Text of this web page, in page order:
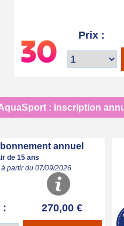
Prix :
: inscription
annuel
de 15 ans
partir du 07/09/2026
: 270,00 €